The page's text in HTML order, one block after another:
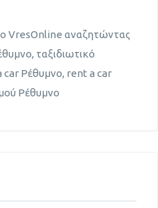
VresOnline αναζητώντας
ταξιδιωτικό
car Ρέθυμνο, rent a car
Ρέθυμνο